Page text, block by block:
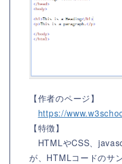
【作者のページ】
https://
【特徴】
HTMLやCSS、
が、HTMLコードのサ